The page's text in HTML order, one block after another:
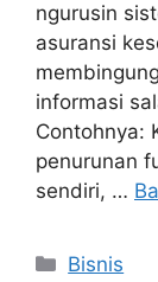
ngurusin
asuransi
informasi
Contohnya:
penurunan
sendiri, …
Kategori
Bisnis